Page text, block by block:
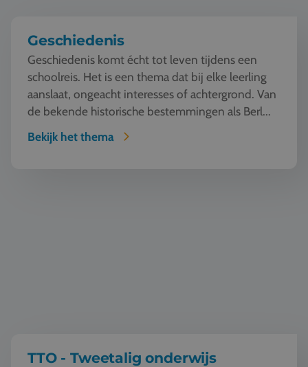
Geschiedenis
Geschiedenis komt écht tot leven tijdens een
schoolreis. Het is een thema dat bij elke leerling
aanslaat, ongeacht interesses of achtergrond. Van
de bekende historische bestemmingen als Berl...
Bekijk het thema
TTO - Tweetalig onderwijs